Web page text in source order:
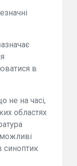
в
не на часі,
областях
синоптик